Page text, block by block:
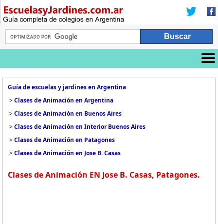
Guía de escuelas y jardines en Argentina
>Clases de Animación en Argentina
>Clases de Animación en Buenos Aires
>Clases de Animación en Interior Buenos Aires
>Clases de Animación en Patagones
>Clases de Animación en Jose B. Casas
Clases de Animación EN Jose B. Casas, Patagones.